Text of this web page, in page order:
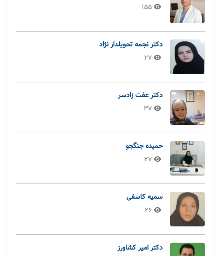
155
دکتر نجمه تحویلدار نژاد
27
دکتر عفت زادسر
37
حمیده جنگجو
27
سمیه کاسفی
26
دکتر امیر کشاورز